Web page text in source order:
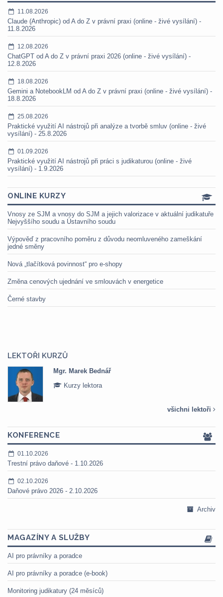
11.08.2026
Claude (Anthropic) od A do Z v právní praxi (online - živé vysílání) -
11.8.2026
12.08.2026
ChatGPT od A do Z v právní praxi 2026 (online - živé vysílání) -
12.8.2026
18.08.2026
Gemini a NotebookLM od A do Z v právní praxi (online - živé vysílání) -
18.8.2026
25.08.2026
Praktické využití AI nástrojů při analýze a tvorbě smluv (online - živé
vysílání) - 25.8.2026
01.09.2026
Praktické využití AI nástrojů při práci s judikaturou (online - živé
vysílání) - 1.9.2026
ONLINE KURZY
Vnosy ze SJM a vnosy do SJM a jejich valorizace v aktuální judikatuře
Nejvyššího soudu a Ústavního soudu
Výpověď z pracovního poměru z důvodu neomluveného zameškání
jedné směny
Nová „tlačítková povinnost“ pro e-shopy
Změna cenových ujednání ve smlouvách v energetice
Černé stavby
LEKTOŘI KURZŮ
Mgr. Marek Bednář
Kurzy lektora
všichni lektoři
KONFERENCE
01.10.2026
Trestní právo daňové - 1.10.2026
02.10.2026
Daňové právo 2026 - 2.10.2026
Archiv
MAGAZÍNY A SLUŽBY
AI pro právníky a poradce
AI pro právníky a poradce (e-book)
Monitoring judikatury (24 měsíců)